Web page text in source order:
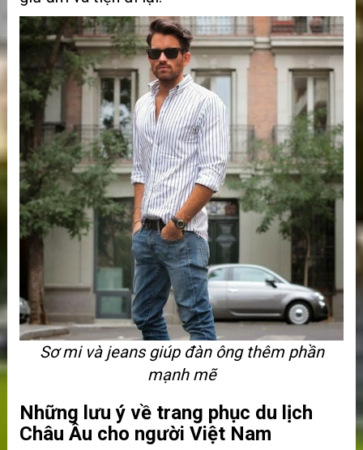
Sơ mi và jeans giúp đàn ông thêm phần
mạnh mẽ
Những lưu ý về trang phục du lịch
Châu Âu cho người Việt Nam